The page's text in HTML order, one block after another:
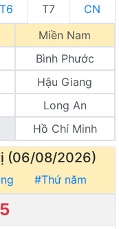
T6 T7
CN
Miền Nam
Bình Phước
Hậu Giang
Long An
Hồ Chí Minh
(06/08/2026)
#Thứ năm